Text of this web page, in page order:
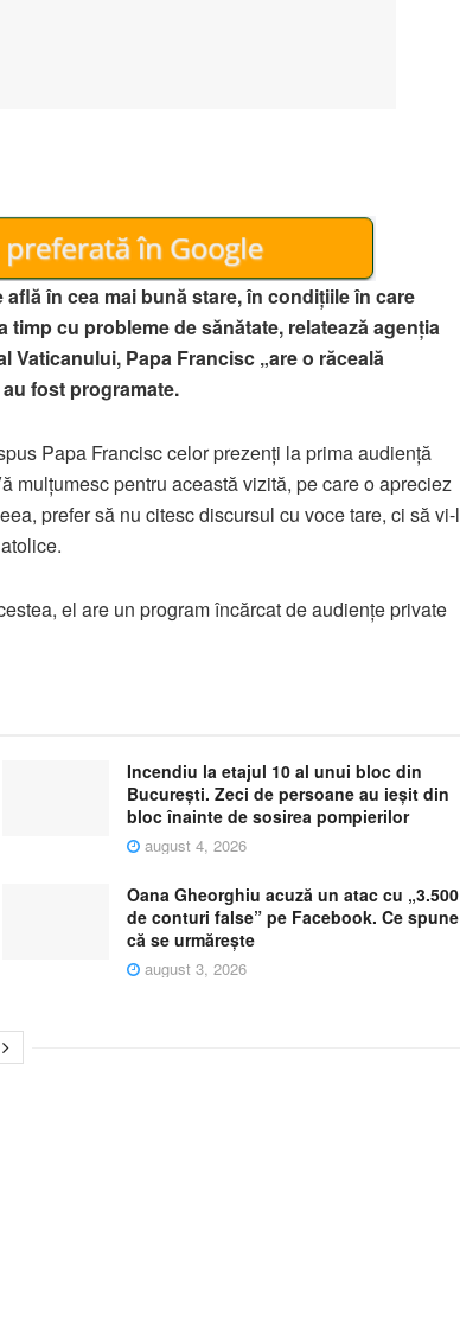
în cea mai bună stare, în condiţiile în care
cu probleme de sănătate, relatează agenţia
Papa Francisc „are o răceală
fost programate.
Papa Francisc celor prezenţi la prima audienţă
mulţumesc pentru această vizită, pe care o apreciez
prefer să nu citesc discursul cu voce tare, ci să vi-l
el are un program încărcat de audienţe private
Incendiu la etajul 10 al unui bloc din
București. Zeci de persoane au ieșit din
bloc înainte de sosirea pompierilor
august 4, 2026
Oana Gheorghiu acuză un atac cu „3.500
de conturi false” pe Facebook. Ce spune
că se urmărește
august 3, 2026